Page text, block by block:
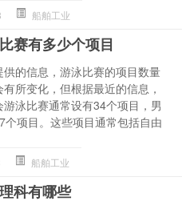
船舶工业
赛有多少个项目
供的信息，游泳比赛的项目数量
有所变化，但根据最近的信息，
游泳比赛通常设有34个项目，男
个项目。这些项目通常包括自由
船舶工业
科有哪些